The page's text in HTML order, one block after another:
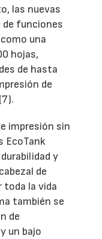
las nuevas
de funciones
una
hojas,
de hasta
de
impresión sin
EcoTank
y
de
toda la vida
también se
de
un bajo